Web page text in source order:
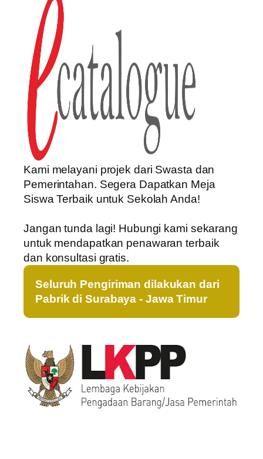
Kami melayani projek dari Swasta dan
Pemerintahan. Segera Dapatkan Meja
Siswa Terbaik untuk Sekolah Anda!
Jangan tunda lagi! Hubungi kami sekarang
untuk mendapatkan penawaran terbaik
dan konsultasi gratis.
Seluruh Pengiriman dilakukan dari
Pabrik di Surabaya - Jawa Timur